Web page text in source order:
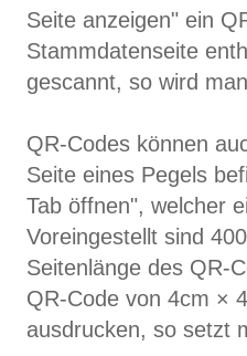
Seite anzeigen" ein
Stammdatenseite
gescannt, so wird
QR-Codes können
Seite eines Pegels
Tab öffnen", welcher
Voreingestellt sind
Seitenlänge des QR-
QR-Code von 4cm ×
ausdrucken, so setzt